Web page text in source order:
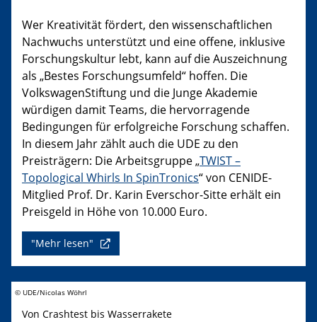
Wer Kreativität fördert, den wissenschaftlichen
Nachwuchs unterstützt und eine offene, inklusive
Forschungskultur lebt, kann auf die Auszeichnung
als „Bestes Forschungsumfeld“ hoffen. Die
VolkswagenStiftung und die Junge Akademie
würdigen damit Teams, die hervorragende
Bedingungen für erfolgreiche Forschung schaffen.
In diesem Jahr zählt auch die UDE zu den
Preisträgern: Die Arbeitsgruppe „TWIST –
Topological Whirls In SpinTronics“ von CENIDE-
Mitglied Prof. Dr. Karin Everschor-Sitte erhält ein
Preisgeld in Höhe von 10.000 Euro.
"Mehr lesen"
© UDE/Nicolas Wöhrl
Von Crashtest bis Wasserrakete